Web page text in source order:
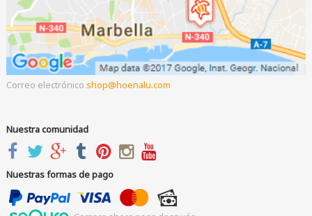
Correo electrónico shop hoenalu.com
Nuestra comunidad
Nuestras formas de pago